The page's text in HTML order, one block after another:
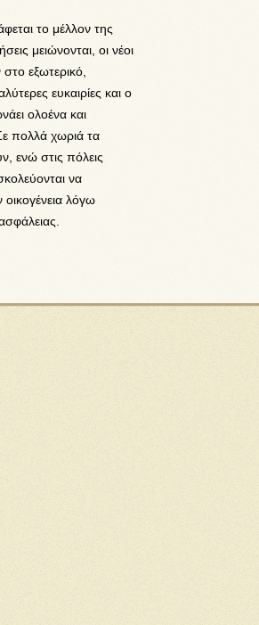
το μέλλον της
μειώνονται, οι νέοι
εξωτερικό,
ευκαιρίες και ο
ολοένα και
πολλά χωριά τα
ενώ στις πόλεις
να
λόγω